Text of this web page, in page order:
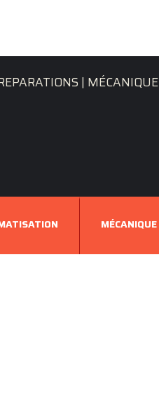
| MÉCANIQUE
MÉCANIQUE